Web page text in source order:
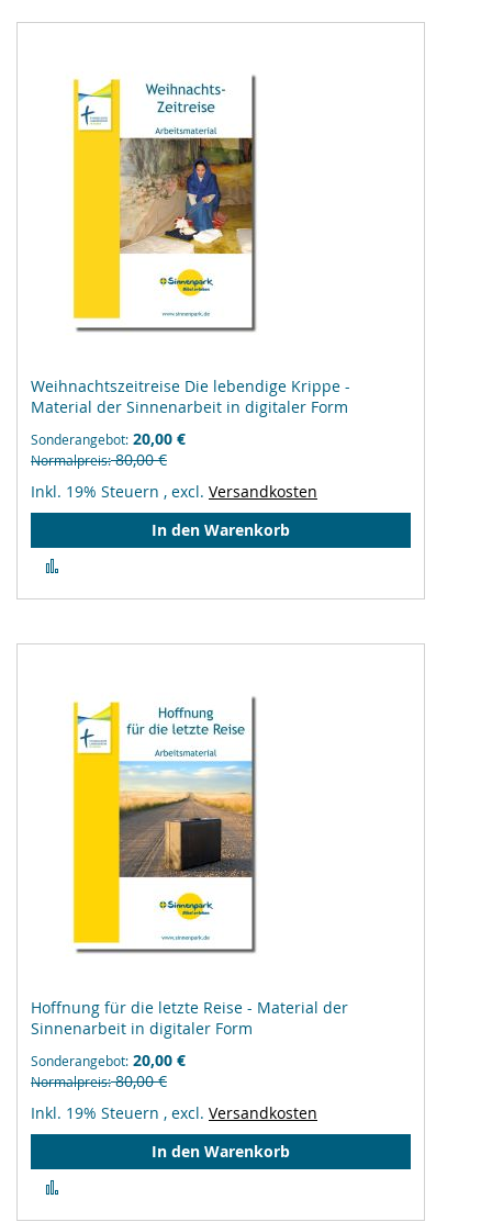
Weihnachtszeitreise Die lebendige Krippe -
Material der Sinnenarbeit in digitaler Form
Sonderangebot 20,00 €
Normalpreis 80,00 €
Inkl. 19% Steuern , excl. Versandkosten
In den Warenkorb
hinzufügen
Hoffnung für die letzte Reise - Material der
Sinnenarbeit in digitaler Form
Sonderangebot 20,00 €
Normalpreis 80,00 €
Inkl. 19% Steuern , excl. Versandkosten
In den Warenkorb